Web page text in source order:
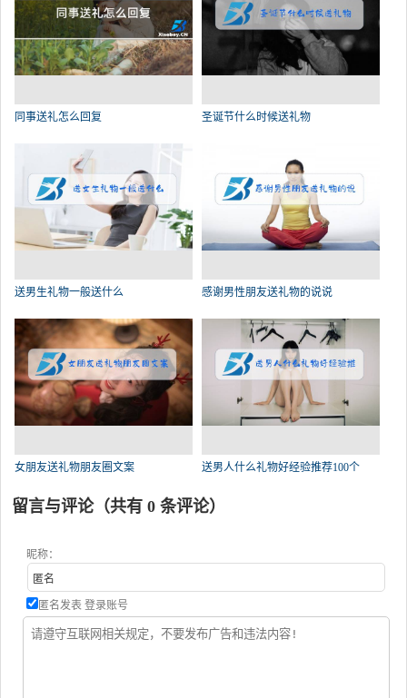
同事送礼怎么回复 圣诞节什么时候送礼物
送男生礼物一般送什么 感谢男性朋友送礼物的说说
女朋友送礼物朋友圈文案 送男人什么礼物好经验推荐100个
留言与评论（共有 0 条评论）
昵称：
匿名发表 登录账号